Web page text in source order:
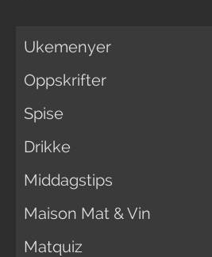
Ukemenyer
Oppskrifter
Spise
Drikke
Middagstips
Maison Mat & Vin
Matquiz